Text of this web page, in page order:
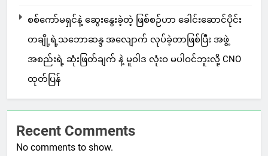
စစ်ကော်မရှင်နဲ့ ဆွေးနွေးခဲ့တဲ့ ဖြစ်စဉ်ဟာ ခေါင်းဆောင်ပိုင်း
တချို့ရဲ့သဘောဆန္ဒ အလျောက် လုပ်ခဲ့တာဖြစ်ပြီး အဖွဲ့
အစည်းရဲ့ ဆုံးဖြတ်ချက် နဲ့ မူဝါဒ လုံးဝ မပါဝင်ဘူးလို့ CNO
ထုတ်ပြန်
Recent Comments
No comments to show.